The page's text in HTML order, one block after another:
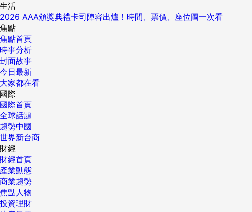
生活
2026 AAA頒獎典禮卡司陣容出爐！時間、票價、座位圖一次看
焦點
焦點首頁
時事分析
封面故事
今日最新
大家都在看
國際
國際首頁
全球話題
趨勢中國
世界新台商
財經
財經首頁
產業動態
商業趨勢
焦點人物
投資理財